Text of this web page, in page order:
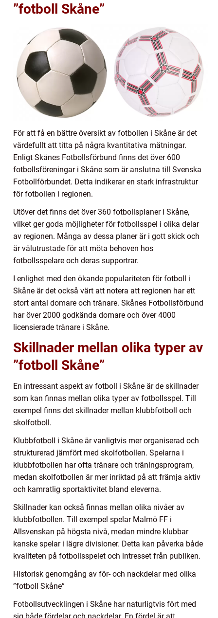
”fotboll Skåne”
För att få en bättre översikt av fotbollen i Skåne är det
värdefullt att titta på några kvantitativa mätningar.
Enligt Skånes Fotbollsförbund finns det över 600
fotbollsföreningar i Skåne som är anslutna till Svenska
Fotbollförbundet. Detta indikerar en stark infrastruktur
för fotbollen i regionen.
Utöver det finns det över 360 fotbollsplaner i Skåne,
vilket ger goda möjligheter för fotbollsspel i olika delar
av regionen. Många av dessa planer är i gott skick och
är välutrustade för att möta behoven hos
fotbollsspelare och deras supportrar.
I enlighet med den ökande populariteten för fotboll i
Skåne är det också värt att notera att regionen har ett
stort antal domare och tränare. Skånes Fotbollsförbund
har över 2000 godkända domare och över 4000
licensierade tränare i Skåne.
Skillnader mellan olika typer av
”fotboll Skåne”
En intressant aspekt av fotboll i Skåne är de skillnader
som kan finnas mellan olika typer av fotbollsspel. Till
exempel finns det skillnader mellan klubbfotboll och
skolfotboll.
Klubbfotboll i Skåne är vanligtvis mer organiserad och
strukturerad jämfört med skolfotbollen. Spelarna i
klubbfotbollen har ofta tränare och träningsprogram,
medan skolfotbollen är mer inriktad på att främja aktiv
och kamratlig sportaktivitet bland eleverna.
Skillnader kan också finnas mellan olika nivåer av
klubbfotbollen. Till exempel spelar Malmö FF i
Allsvenskan på högsta nivå, medan mindre klubbar
kanske spelar i lägre divisioner. Detta kan påverka både
kvaliteten på fotbollsspelet och intresset från publiken.
Historisk genomgång av för- och nackdelar med olika
”fotboll Skåne”
Fotbollsutvecklingen i Skåne har naturligtvis fört med